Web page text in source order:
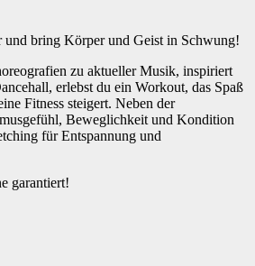
und bring Körper und Geist in Schwung!
zu aktueller Musik, inspiriert
erlebst du ein Workout, das Spaß
Fitness steigert. Neben der
Beweglichkeit und Kondition
für Entspannung und
garantiert!